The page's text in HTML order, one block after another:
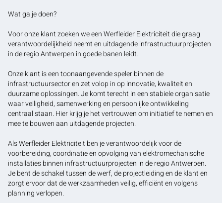
Wat ga je doen?
Voor onze klant zoeken we een Werfleider Elektriciteit die graag
verantwoordelijkheid neemt en uitdagende infrastructuurprojecten
in de regio Antwerpen in goede banen leidt.
Onze klant is een toonaangevende speler binnen de
infrastructuursector en zet volop in op innovatie, kwaliteit en
duurzame oplossingen. Je komt terecht in een stabiele organisatie
waar veiligheid, samenwerking en persoonlijke ontwikkeling
centraal staan. Hier krijg je het vertrouwen om initiatief te nemen en
mee te bouwen aan uitdagende projecten.
Als Werfleider Elektriciteit ben je verantwoordelijk voor de
voorbereiding, coördinatie en opvolging van elektromechanische
installaties binnen infrastructuurprojecten in de regio Antwerpen.
Je bent de schakel tussen de werf, de projectleiding en de klant en
zorgt ervoor dat de werkzaamheden veilig, efficiënt en volgens
planning verlopen.